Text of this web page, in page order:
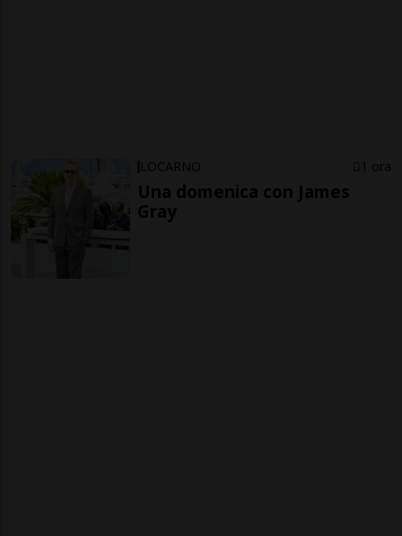
LOCARNO 1 ora
Una domenica con James
Gray